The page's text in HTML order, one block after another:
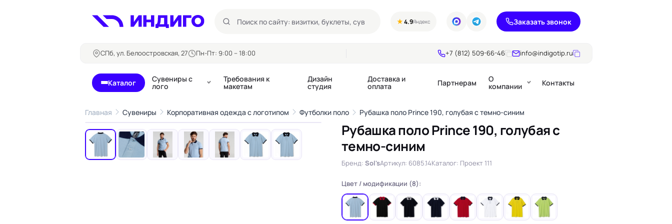
★4.9Яндекс Заказать звонок
СПб, ул. Белоостровская, 27 Пн-Пт: 9:00 – 18:00 +7 (812) 509-66-46 info@indigotip.ru
Каталог
Бланки и формуляры
Блокноты
Бейджи
Билеты, купоны
Буклеты
Календари квартальные
Календари настольные
Календари перекидные
Диспенсеры
Дорхенгеры / Крючки
Некхенгеры
Флажки бумажные
Ценники
Шелфтокеры
Ярлыки и бирки
Каталоги
Сувениры с
лого
Требования к
макетам
Дизайн
студия
Доставка и
оплата Партнерам О
компании Контакты
Главная Сувениры Корпоративная одежда с логотипом Футболки поло Рубашка поло Prince 190, голубая с темно-синим
‹ ›
1/7
Рубашка поло Prince 190, голубая с
темно-синим
Бренд: Sol'sАртикул: 6085.14Каталог: Проект 111
Цвет / модификации (8):